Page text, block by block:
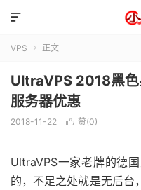

VPS  正文
UltraVPS 2018黑
服务器优惠
2018-11-22  赞(0)
UltraVPS一家老牌的德
的，不足之处就是无后台